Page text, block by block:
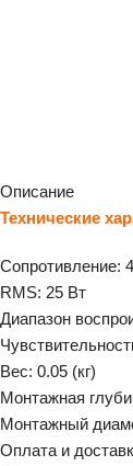
Описание
Технические
Сопротивление:
RMS: 25 Вт
Диапазон
Вес: 0.05 (кг)
Монтажная
Монтажный
Оплата и